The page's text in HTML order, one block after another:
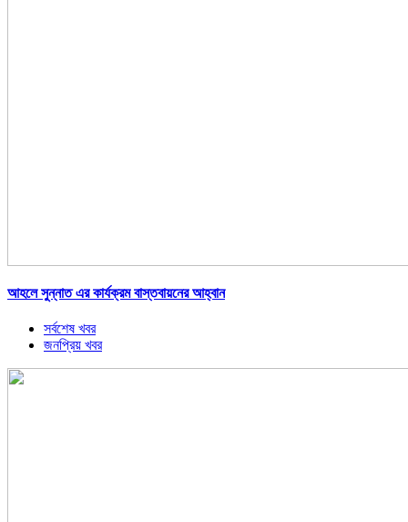
আহলে সুন্নাত এর কার্যক্রম বাস্তবায়নের আহ্বান
সর্বশেষ খবর
জনপ্রিয় খবর